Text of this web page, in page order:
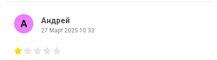
Андрей
27 Март 2025 10:33